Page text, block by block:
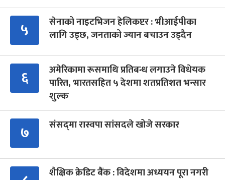
५
सेनाको नाइटभिजन हेलिकप्टर : भीआईपीका
लागि उड्छ, जनताको ज्यान बचाउन उड्दैन
६
अमेरिकामा रूसमाथि प्रतिबन्ध लगाउने विधेयक
पारित, भारतसहित ५ देशमा शतप्रतिशत भन्सार
शुल्क
७ संसद्‍मा रास्वपा सांसदले खोजे सरकार
शैक्षिक क्रेडिट बैंक : विदेशमा अध्ययन पूरा नगरी